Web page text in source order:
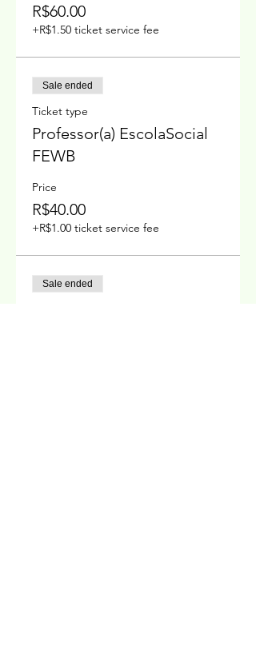
R$60.00
+R$1.50 ticket service fee
Sale ended
Ticket type
Professor(a) EscolaSocial
FEWB
Price
R$40.00
+R$1.00 ticket service fee
Sale ended